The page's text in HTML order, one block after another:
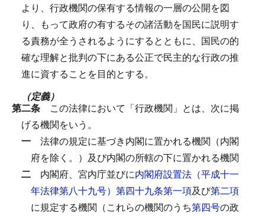
より、行政機関の保有する情報の一層の公開を図
り、もって政府の有するその諸活動を国民に説明す
る責務が全うされるようにするとともに、国民の的
確な理解と批判の下にある公正で民主的な行政の推
進に資することを目的とする。
（定義）
第二条 この法律において「行政機関」とは、次に掲
げる機関をいう。
一 法律の規定に基づき内閣に置かれる機関（内閣
府を除く。）及び内閣の所轄の下に置かれる機関
二 内閣府、宮内庁並びに内閣府設置法（平成十一
年法律第八十九号）第四十九条第一項及び第二項
に規定する機関（これらの機関のうち第四号の政